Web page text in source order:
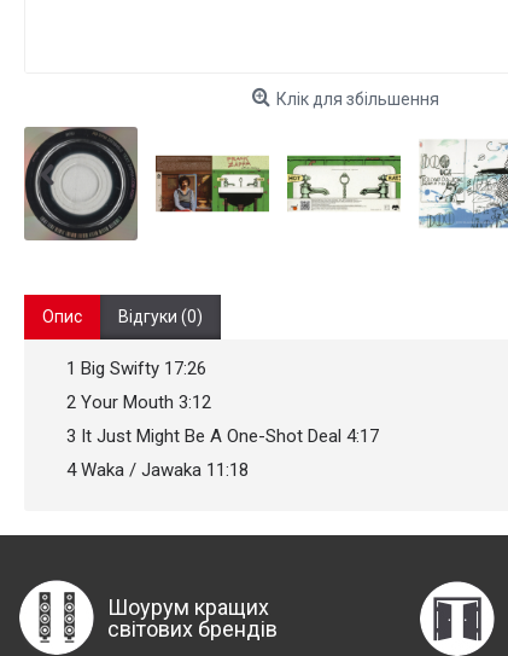
Клік для збільшення
Опис Відгуки (0)
1 Big Swifty 17:26
2 Your Mouth 3:12
3 It Just Might Be A One-Shot Deal 4:17
4 Waka / Jawaka 11:18
Шоурум кращих
світових брендів